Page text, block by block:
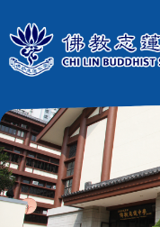
生
涯
劃
家
校
作